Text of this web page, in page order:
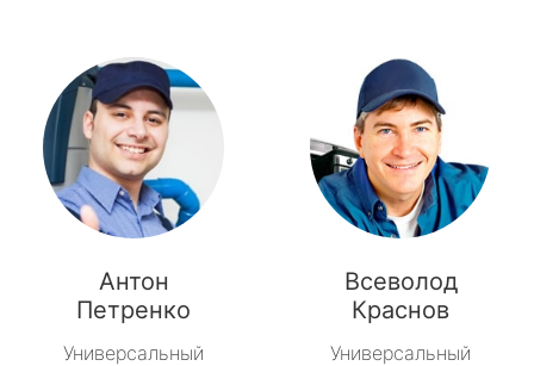
Антон
Петренко
Универсальный
Всеволод
Краснов
Универсальный